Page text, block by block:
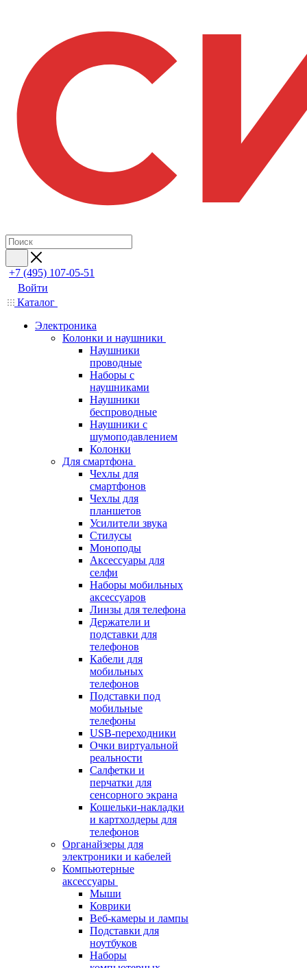
+7 (495) 107-05-51
Войти
Каталог
Электроника
Колонки и наушники
Наушники
проводные
Наборы с
наушниками
Наушники
беспроводные
Наушники с
шумоподавлением
Колонки
Для смартфона
Чехлы для
смартфонов
Чехлы для
планшетов
Усилители звука
Стилусы
Моноподы
Аксессуары для
селфи
Наборы мобильных
аксессуаров
Линзы для телефона
Держатели и
подставки для
телефонов
Кабели для
мобильных
телефонов
Подставки под
мобильные
телефоны
USB-переходники
Очки виртуальной
реальности
Салфетки и
перчатки для
сенсорного экрана
Кошельки-накладки
и картхолдеры для
телефонов
Органайзеры для
электроники и кабелей
Компьютерные
аксессуары
Мыши
Коврики
Веб-камеры и лампы
Подставки для
ноутбуков
Наборы